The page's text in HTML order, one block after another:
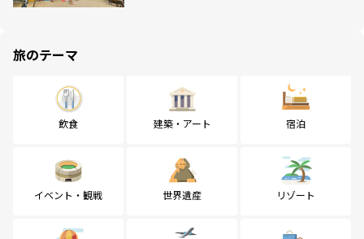
旅のテーマ
飲食 建築・アート 宿泊
イベント・観戦 世界遺産 リゾート